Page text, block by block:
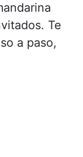
Te
a paso,